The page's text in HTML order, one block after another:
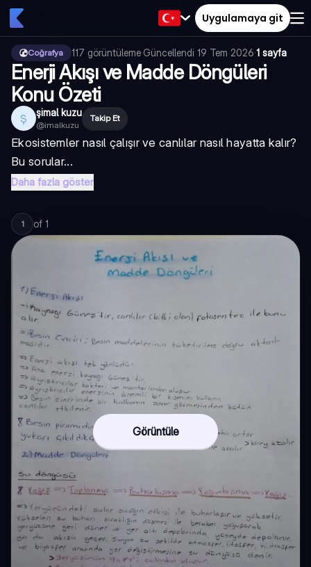
Uygulamaya git
Coğrafya 117 görüntüleme·Güncellendi 19 Tem 2026·1 sayfa
Enerji Akışı ve Madde Döngüleri
Konu Özeti
Ş şimal kuzu
@imalkuzu
Takip Et
Ekosistemler nasıl çalışır ve canlılar nasıl hayatta kalır?
Bu sorular...
Daha fazla göster
1 of 1
Görüntüle